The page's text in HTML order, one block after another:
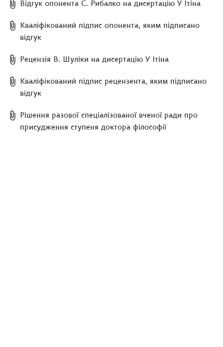
Відгук опонента С. Рибалко на дисертацію У Ітіна
Кваліфікований підпис опонента, яким підписано
відгук
Рецензія В. Шуліки на дисертацію У Ітіна
Кваліфікований підпис рецензента, яким підписано
відгук
Рішення разової спеціалізованої вченої ради про
присудження ступеня доктора філософії